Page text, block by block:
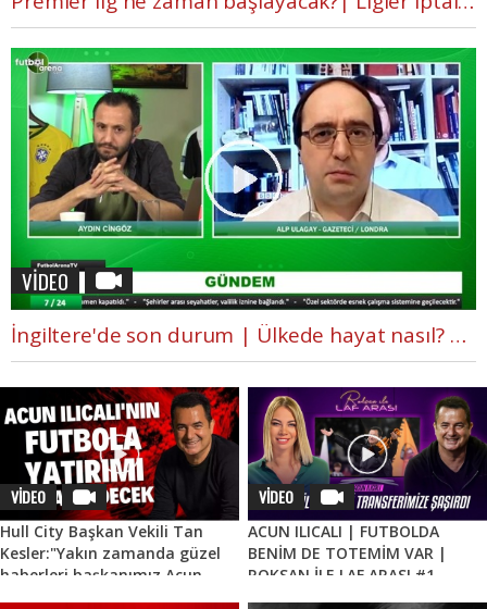
VİDEO
İngiltere'de son durum | Ülkede hayat nasıl? | | Alp Ulagay aktardı
VİDEO
Hull City Başkan Vekili Tan
Kesler:"Yakın zamanda güzel
haberleri başkanımız Acun
VİDEO
ACUN ILICALI | FUTBOLDA
BENİM DE TOTEMİM VAR |
ROKSAN İLE LAF ARASI #1